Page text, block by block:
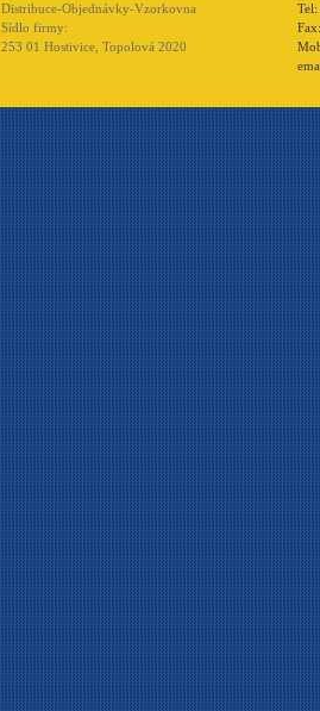
Distribuce-Objednávky-Vzorkovna
Sídlo firmy:
253 01 Hostivice, Topolová 2020